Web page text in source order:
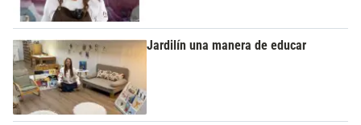
Jardilín una manera de educar